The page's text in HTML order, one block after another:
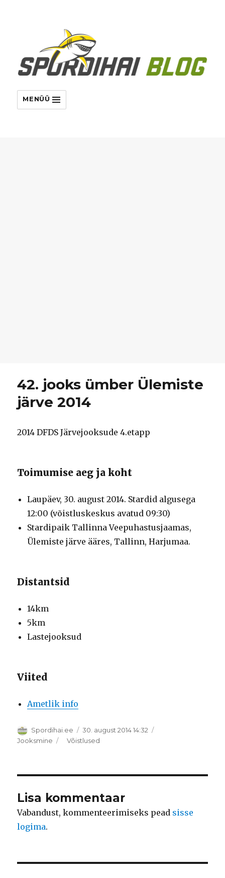
MENÜÜ
42. jooks ümber Ülemiste
järve 2014
2014 DFDS Järvejooksude 4.etapp
Toimumise aeg ja koht
Laupäev, 30. august 2014. Stardid algusega
12:00 (võistluskeskus avatud 09:30)
Stardipaik Tallinna Veepuhastusjaamas,
Ülemiste järve ääres, Tallinn, Harjumaa.
Distantsid
14km
5km
Lastejooksud
Viited
Ametlik info
Autor
Spordihai.ee Postitatud
30. august 2014 14:32
Rubriigid
Jooksmine Sildid
Võistlused
Lisa kommentaar
Vabandust, kommenteerimiseks pead sisse
logima.